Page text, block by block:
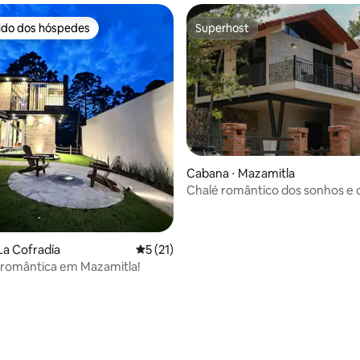
de 5, 81 avaliações
preferidos dos hóspedes
dos hóspedes
Cofradía 5 de uma avaliação média de 5, 21
5 (21)
romântica em Mazamitla!
Superhost
Superhost
Cabana ⋅ Mazamitla
Chalé romântico dos sonhos e